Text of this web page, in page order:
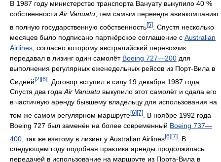
В 1987 году министерство транспорта Вануату выкупило 40 %
собственности Air Vanuatu , тем самым переведя авиакомпанию
в полную государственную собственность[5]
. Спустя несколько
месяцев было подписано партнёрское соглашение с Australian
Airlines , согласно которому австралийский перевозчик
передавал в лизинг один самолёт Boeing 727—200 для
выполнения регулярных еженедельных рейсов из Порт-Вила в
Сидней[2][6]
. Договор вступил в силу 19 декабря 1987 года.
Спустя два года Air Vanuatu выкупило этот самолёт и сдала его
в частичную аренду бывшему владельцу для использования на
том же самом регулярном маршруте[6] [7]
. В ноябре 1992 года
Boeing 727 был заменён на более современный Boeing 737—
400 , так же взятому в лизинг у Australian Airlines[6][7]
. В
следующем году подобная практика аренды продолжилась
передачей в использование на маршруте из Порта-Вила в